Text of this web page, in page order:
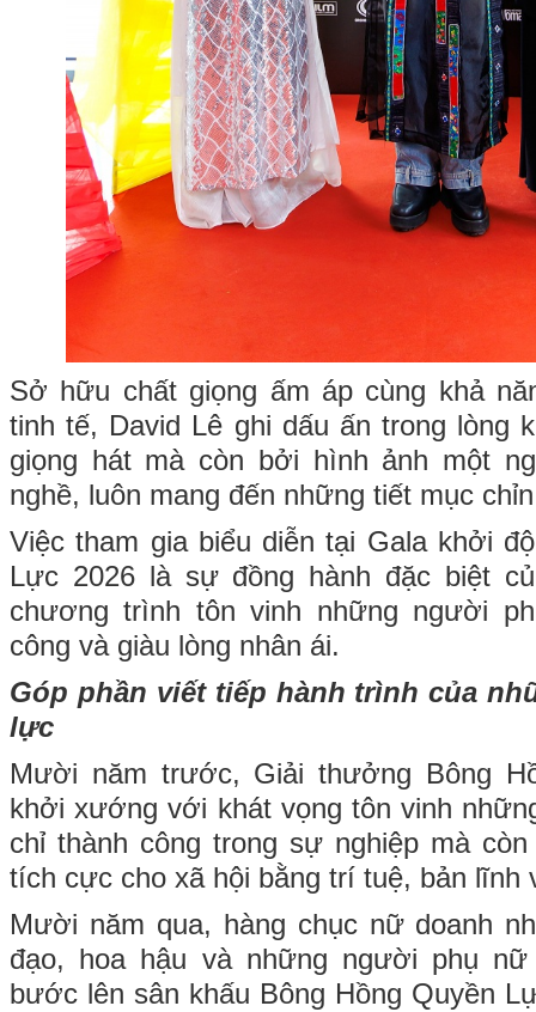
Sở hữu chất giọng ấm áp cùng khả
tinh tế, David Lê ghi dấu ấn trong lòng
giọng hát mà còn bởi hình ảnh một
nghề, luôn mang đến những tiết mục
Việc tham gia biểu diễn tại Gala khởi
Lực 2026 là sự đồng hành đặc biệt
chương trình tôn vinh những người
công và giàu lòng nhân ái.
Góp phần viết tiếp hành trình của
lực
Mười năm trước, Giải thưởng Bông
khởi xướng với khát vọng tôn vinh
chỉ thành công trong sự nghiệp mà
tích cực cho xã hội bằng trí tuệ, bản lĩnh
Mười năm qua, hàng chục nữ doanh
đạo, hoa hậu và những người phụ
bước lên sân khấu Bông Hồng Quyền